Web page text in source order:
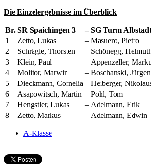
Die Einzelergebnisse im Überblick
Br. SR Spaichingen 3 – SG Turm
1
Zetto, Lukas – Masuero, Pietro
2
Schrägle, Thorsten – Schönegg, Helmuth
3
Klein, Paul – Appenzeller,
4
Molitor, Marwin – Boschanski, Jürgen
5
Dieckmann, Cornelia – Heiberger,
6
Asapowitsch, Martin – Pohl, Tom
7
Hengstler, Lukas – Adelmann, Erik
8
Zetto, Markus – Adelmann, Edwin
A-Klasse